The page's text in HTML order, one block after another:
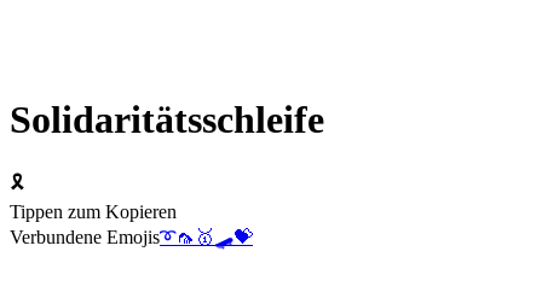
Solidaritätsschleife
🎗️
Tippen zum Kopieren
Verbundene Emojis➰🦟 🥇 🛹💝